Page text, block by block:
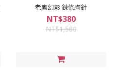
老鷹幻影 鍊條胸針
NT$380
NT$1,580